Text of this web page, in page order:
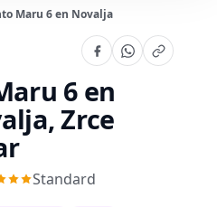
Maru 6 en Novalja
6 en
Zrce
Standard